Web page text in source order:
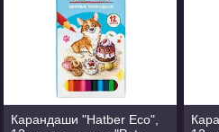
Карандаши "Hatber Eco",